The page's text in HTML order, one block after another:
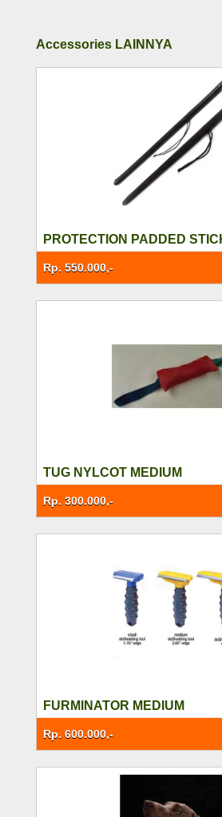
Accessories LAINNYA
Rp. 550.000,-
PROTECTION PADDED
Rp. 300.000,-
TUG NYLCOT MEDIUM
Rp. 600.000,-
FURMINATOR MEDIUM